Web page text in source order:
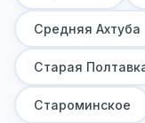
Средняя Ахтуба
Старая
Староминское